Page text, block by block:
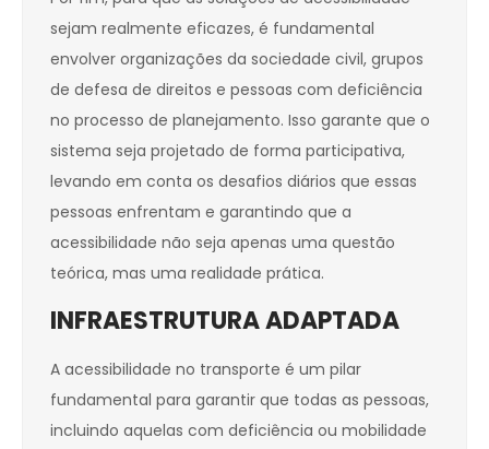
sejam realmente eficazes, é fundamental
envolver organizações da sociedade civil, grupos
de defesa de direitos e pessoas com deficiência
no processo de planejamento. Isso garante que o
sistema seja projetado de forma participativa,
levando em conta os desafios diários que essas
pessoas enfrentam e garantindo que a
acessibilidade não seja apenas uma questão
teórica, mas uma realidade prática.
INFRAESTRUTURA ADAPTADA
A acessibilidade no transporte é um pilar
fundamental para garantir que todas as pessoas,
incluindo aquelas com deficiência ou mobilidade